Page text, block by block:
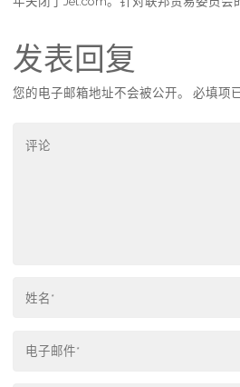
发表回复
您的电子邮箱地址不会被公开。 必填项